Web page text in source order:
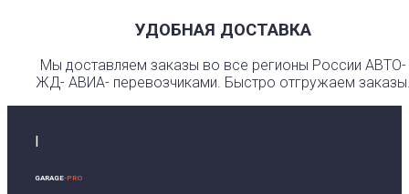
УДОБНАЯ ДОСТАВКА
Мы доставляем заказы во все регионы России АВТО-
ЖД- АВИА- перевозчиками. Быстро отгружаем
GARAGE-PRO